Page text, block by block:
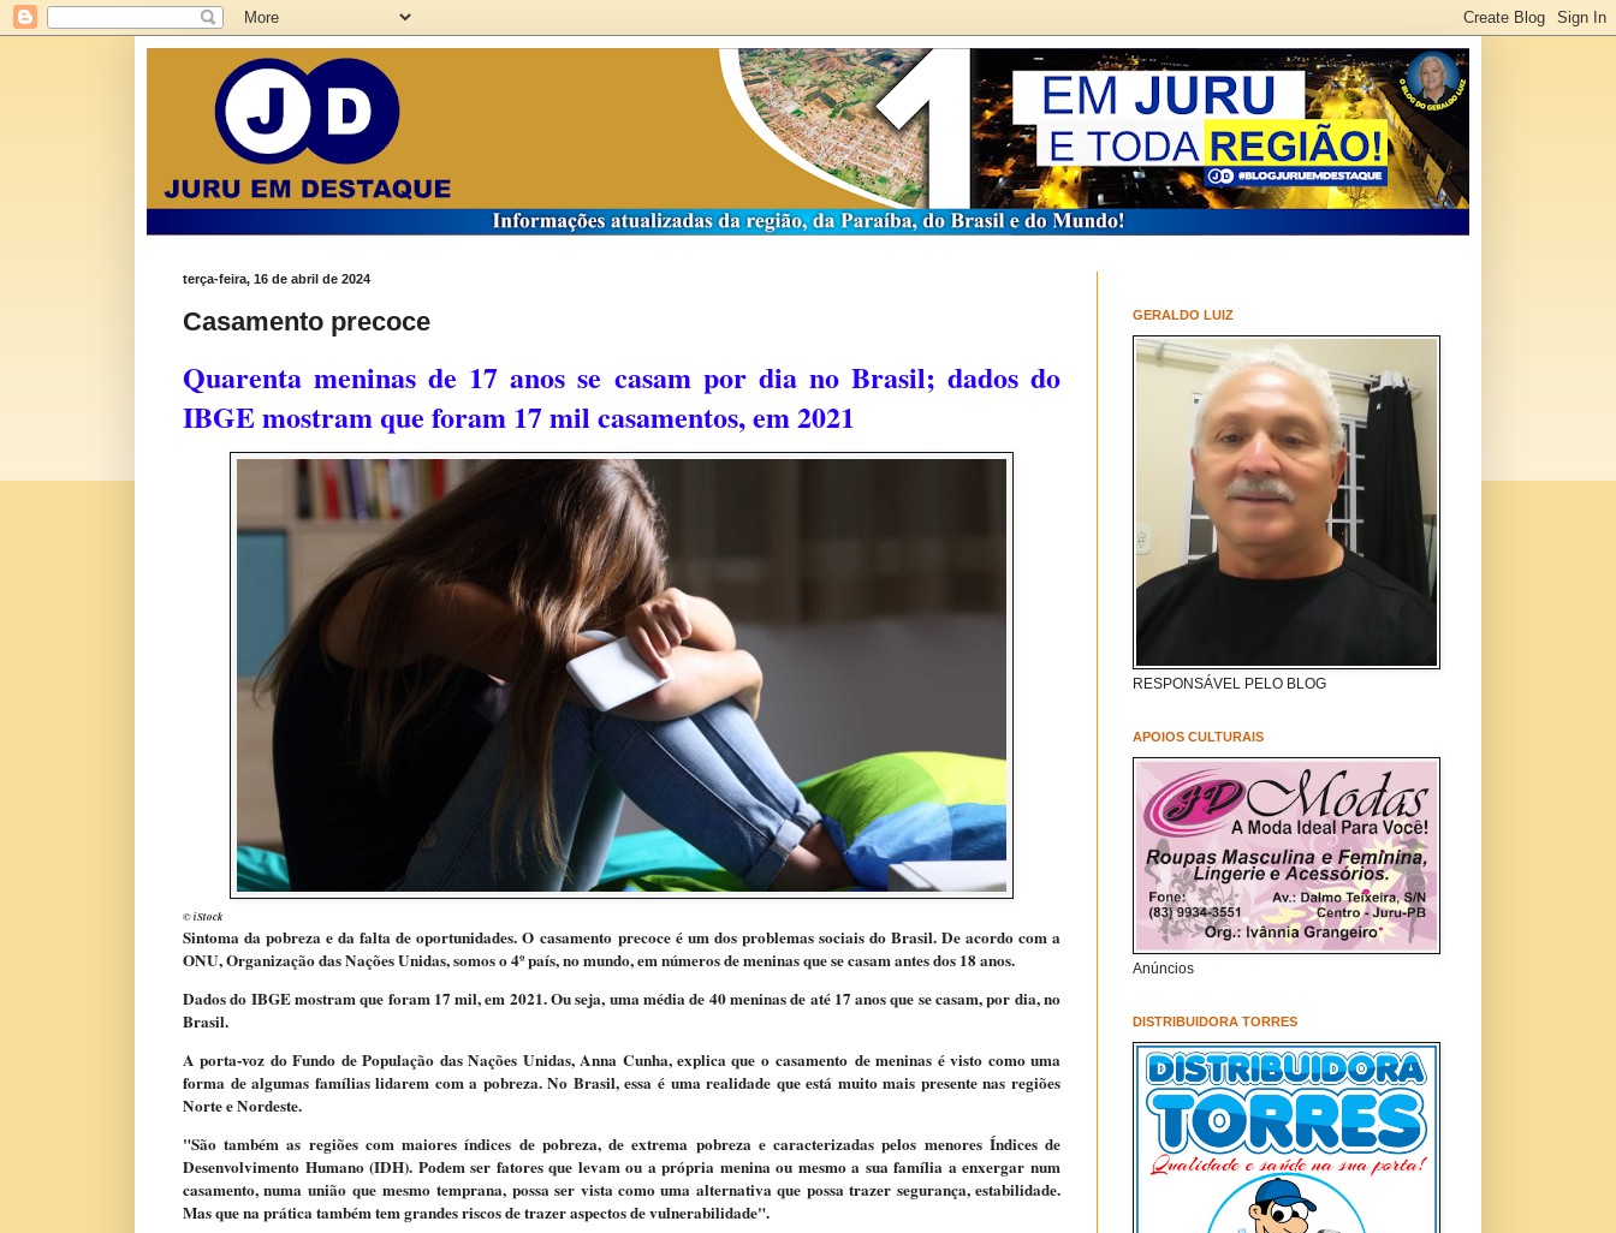
terça-feira, 16 de abril de 2024
Casamento precoce
Quarenta meninas de 17 anos se casam por dia no Brasil; dados do
IBGE mostram que foram 17 mil casamentos, em 2021
© iStock
Sintoma da pobreza e da falta de oportunidades. O casamento precoce é um dos problemas sociais do Brasil. De acordo com a
ONU, Organização das Nações Unidas, somos o 4º país, no mundo, em números de meninas que se casam antes dos 18 anos.
Dados do IBGE mostram que foram 17 mil, em 2021. Ou seja, uma média de 40 meninas de até 17 anos que se casam, por dia, no
Brasil.
A porta-voz do Fundo de População das Nações Unidas, Anna Cunha, explica que o casamento de meninas é visto como uma
forma de algumas famílias lidarem com a pobreza. No Brasil, essa é uma realidade que está muito mais presente nas regiões
Norte e Nordeste.
"São também as regiões com maiores índices de pobreza, de extrema pobreza e caracterizadas pelos menores Índices de
Desenvolvimento Humano (IDH). Podem ser fatores que levam ou a própria menina ou mesmo a sua família a enxergar num
casamento, numa união que mesmo temprana, possa ser vista como uma alternativa que possa trazer segurança, estabilidade.
Mas que na prática também tem grandes riscos de trazer aspectos de vulnerabilidade".
GERALDO LUIZ
RESPONSÁVEL PELO BLOG
APOIOS CULTURAIS
Anúncios
DISTRIBUIDORA TORRES